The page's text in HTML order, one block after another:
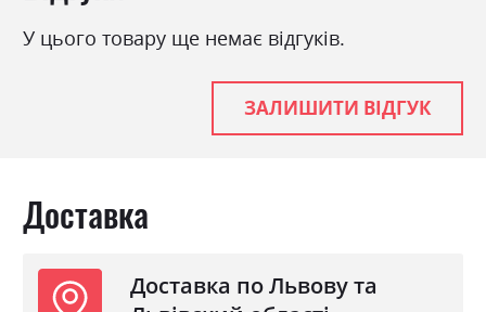
У цього товару ще немає відгуків.
ЗАЛИШИТИ ВІДГУК
Доставка
Доставка по Львову та